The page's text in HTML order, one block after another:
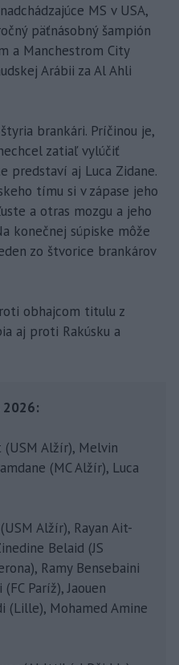
MS v USA,
päťnásobný šampión
a Manchestrom City
Arábii za Al Ahli
brankári. Príčinou je,
zatiaľ vylúčiť
predstaví aj Luca Zidane.
tímu si v zápase jeho
a otras mozgu a jeho
konečnej súpiske môže
zo štvorice brankárov
obhajcom titulu z
aj proti Rakúsku a
2026:
(USM Alžír), Melvin
(MC Alžír), Luca
Alžír), Rayan Ait-
Belaid (JS
Ramy Bensebaini
Paríž), Jaouen
(Lille), Mohamed Amine